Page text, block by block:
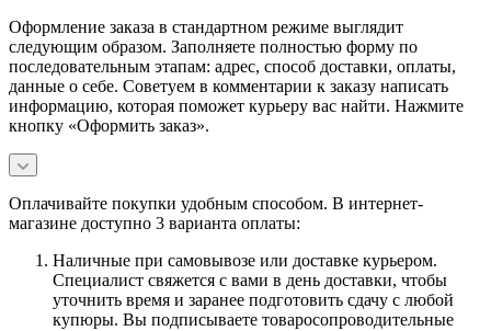
Оформление заказа в стандартном режиме выглядит
следующим образом. Заполняете полностью форму по
последовательным этапам: адрес, способ доставки, оплаты,
данные о себе. Советуем в комментарии к заказу написать
информацию, которая поможет курьеру вас найти. Нажмите
кнопку «Оформить заказ».
Оплачивайте покупки удобным способом. В интернет-
магазине доступно 3 варианта оплаты:
Наличные при самовывозе или доставке курьером.
Специалист свяжется с вами в день доставки, чтобы
уточнить время и заранее подготовить сдачу с любой
купюры. Вы подписываете товаросопроводительные